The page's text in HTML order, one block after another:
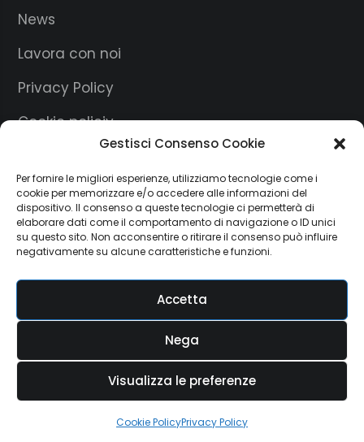
Gestisci Consenso Cookie
Per fornire le migliori esperienze, utilizziamo tecnologie come i
cookie per memorizzare e/o accedere alle informazioni del
dispositivo. Il consenso a queste tecnologie ci permetterà di
elaborare dati come il comportamento di navigazione o ID unici
su questo sito. Non acconsentire o ritirare il consenso può influire
negativamente su alcune caratteristiche e funzioni.
Accetta
Nega
Visualizza le preferenze
Cookie PolicyPrivacy Policy
News
Lavora con noi
Privacy Policy
Cookie policiy
Credits
Whatsapp
Facebook
© AGA COSTRUZIONI SORRENTO P.IVA 04625531217